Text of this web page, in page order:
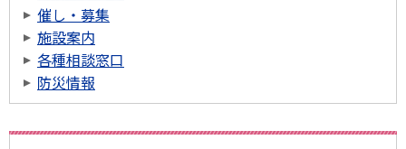
催し・募集
施設案内
各種相談窓口
防災情報